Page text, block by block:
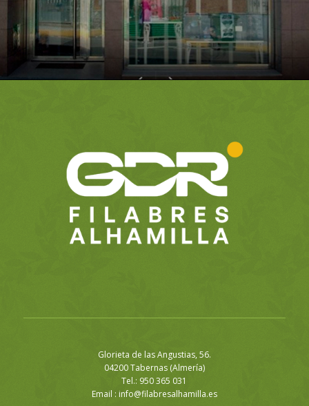
Glorieta de las Angustias, 56.
04200 Tabernas (Almería)
Tel.: 950 365 031
Email : info@filabresalhamilla.es